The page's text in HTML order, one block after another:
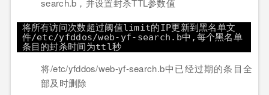
search.b，并设置封杀TTL参数值
将所有访问次数超过阈值limit的IP更新到黑名单文
件/etc/yfddos/web-yf-search.b中,每个黑名单
条目的封杀时间为ttl秒
将/etc/yfddos/web-yf-search.b中已经过期的条目全
部及时删除